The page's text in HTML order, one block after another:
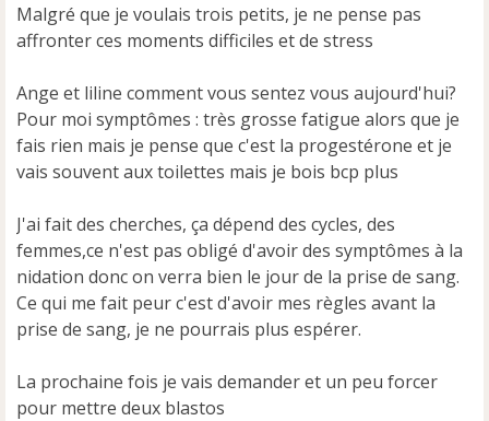
Malgré que je voulais trois petits, je ne pense pas
affronter ces moments difficiles et de stress
Ange et liline comment vous sentez vous aujourd'hui?
Pour moi symptômes : très grosse fatigue alors que je
fais rien mais je pense que c'est la progestérone et je
vais souvent aux toilettes mais je bois bcp plus
J'ai fait des cherches, ça dépend des cycles, des
femmes,ce n'est pas obligé d'avoir des symptômes à la
nidation donc on verra bien le jour de la prise de sang.
Ce qui me fait peur c'est d'avoir mes règles avant la
prise de sang, je ne pourrais plus espérer.
La prochaine fois je vais demander et un peu forcer
pour mettre deux blastos